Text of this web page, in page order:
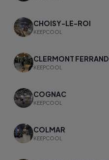
CHOISY-LE-ROI
KEEPCOOL
CLERMONT FERRAND
KEEPCOOL
COGNAC
KEEPCOOL
COLMAR
KEEPCOOL